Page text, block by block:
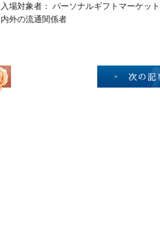
入場対象者： パーソナルギフトマーケッ
内外の流通関係者